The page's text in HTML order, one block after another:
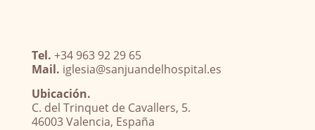
Tel. +34 963 92 29 65
Mail. iglesia@sanjuandelhospital.es
Ubicación.
C. del Trinquet de Cavallers, 5.
46003 Valencia, España